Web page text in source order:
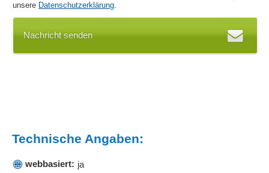
unsere Datenschutzerklärung.
Nachricht senden
Technische Angaben:
webbasiert: ja